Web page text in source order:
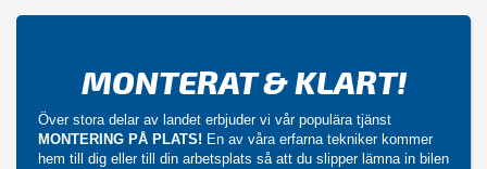
MONTERAT & KLART!
Över stora delar av landet erbjuder vi vår populära tjänst
MONTERING PÅ PLATS! En av våra erfarna tekniker kommer
hem till dig eller till din arbetsplats så att du slipper lämna in bilen